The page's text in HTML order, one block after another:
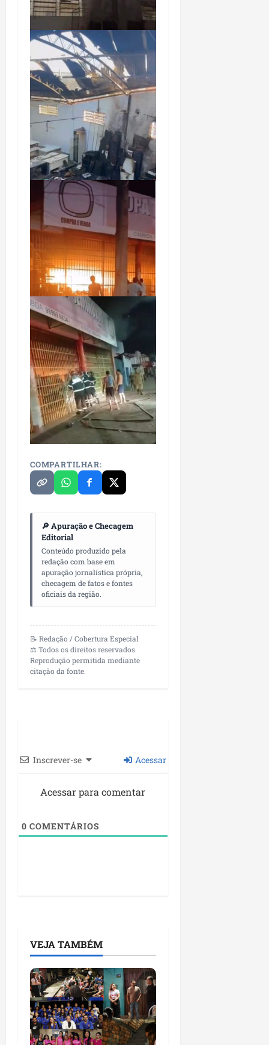
COMPARTILHAR:
🔎 Apuração e Checagem
Editorial
Conteúdo produzido pela
redação com base em
apuração jornalística própria,
checagem de fatos e fontes
oficiais da região.
📝 Redação / Cobertura Especial
⚖️ Todos os direitos reservados.
Reprodução permitida mediante
citação da fonte.
Inscrever-se Acessar
Acessar para comentar
0 COMENTÁRIOS
VEJA TAMBÉM